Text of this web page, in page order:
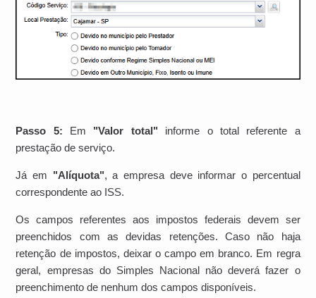
Passo 5: Em "Valor total" informe o total referente a
prestação de serviço.
Já em "Alíquota", a empresa deve informar o percentual
correspondente ao ISS.
Os campos referentes aos impostos federais devem ser
preenchidos com as devidas retenções. Caso não haja
retenção de impostos, deixar o campo em branco. Em regra
geral, empresas do Simples Nacional não deverá fazer o
preenchimento de nenhum dos campos disponíveis.